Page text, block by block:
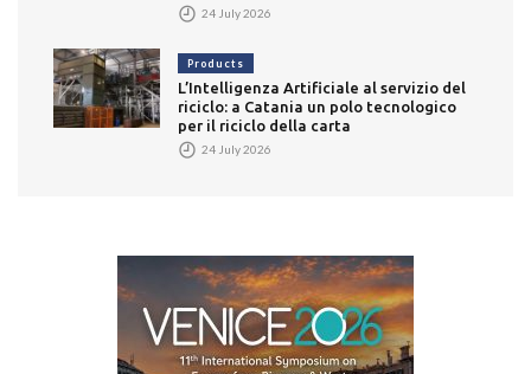
24 July 2026
Products
L’Intelligenza Artificiale al servizio del
riciclo: a Catania un polo tecnologico
per il riciclo della carta
24 July 2026